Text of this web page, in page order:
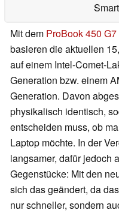
Mit dem ProBook 450 G7
basieren die aktuellen
auf einem Intel-Comet-
Generation bzw. einem
Generation. Davon
physikalisch identisch,
entscheiden muss, ob
Laptop möchte. In der
langsamer, dafür jedoch
Gegenstücke: Mit den
sich das geändert, da
nur schneller, sondern